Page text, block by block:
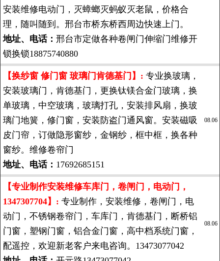
安装维修电动门，灭蟑螂灭蚂蚁灭老鼠，价格合
理，随叫随到。邢台市桥东桥西周边快速上门。
地址、电话： 邢台市定做各种卷闸门伸缩门维修开
锁换锁18875740880
【换纱窗 修门窗 玻璃门肯德基门】: 专业换玻璃，
安装玻璃门，肯德基门，更换钛镁合金门玻璃，换
单玻璃，中空玻璃，玻璃打孔，安装排风扇，换玻
璃门地簧，修门窗，安装防盗门通风窗。安装磁吸
皮门帘，订做隐形窗纱，金钢纱，框中框，换各种
窗纱。维修卷帘门
地址、电话： 17692685151
08.06
【专业制作安装维修车库门，卷闸门，电动门，
1347307704】: 专业制作，安装维修，卷闸门，电
动门，不锈钢卷帘门，车库门，肯德基门，断桥铝
门窗，塑钢门窗，铝合金门窗，高中档系统门窗，
配遥控，欢迎新老客户来电咨询。13473077042
08.06